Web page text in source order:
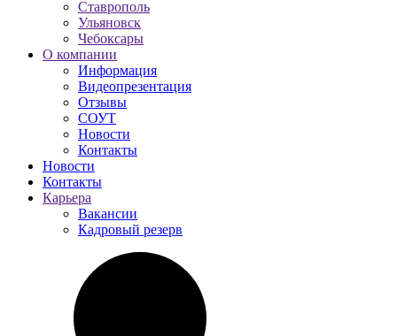
Ставрополь
Ульяновск
Чебоксары
О компании
Информация
Видеопрезентация
Отзывы
СОУТ
Новости
Контакты
Новости
Контакты
Карьера
Вакансии
Кадровый резерв